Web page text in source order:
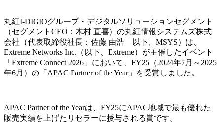
丸紅I-DIGIOグループ・デジタルソリューションセグメント
（セグメント CEO ：木村 直喜）の丸紅情報システムズ株式
会社（代表取締役社長：佐藤 由浩 以下、 MSYS）は、
Extreme Networks Inc. （以下、 Extreme）が主催したイベント
「 Extreme Connect 2026 」において、 FY25 （2024年7月～ 2025
年6月）の「 APAC Partner of the Year」を受賞しました。
APAC Partner of the Yearは、 FY25にAPAC地域で最も優れた
販売実績を上げたリセラーに授与される賞です。